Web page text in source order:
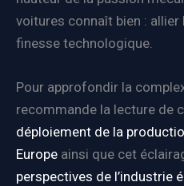
voitures connaît bien : allier
finesse technologique.
Pour approfondir la
recommande la lecture de
déploiement de la
Europe ainsi que cet
perspectives de l’industrie